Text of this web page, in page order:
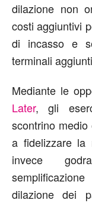
dilazione non
costi aggiuntivi
di incasso e
terminali
Mediante le
Later, gli
scontrino
a fidelizzare la
invece
dilazione dei